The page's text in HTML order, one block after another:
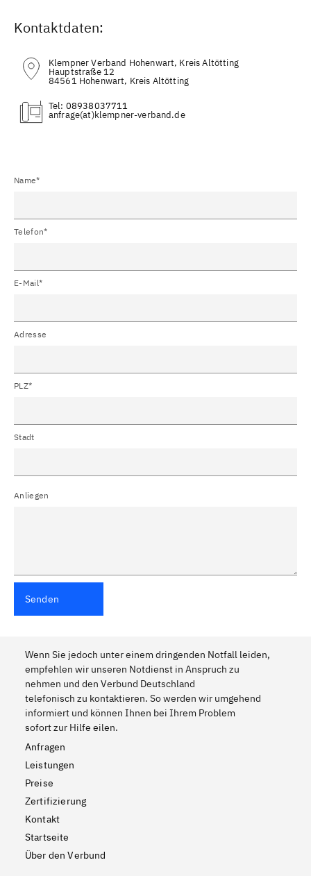
Kontaktdaten:
Klempner Verband Hohenwart, Kreis Altötting
Hauptstraße 12
84561 Hohenwart, Kreis Altötting
Tel: 08938037711
(at)
Name*
Telefon*
E-Mail*
Adresse
PLZ*
Stadt
Anliegen
Senden
Wenn Sie jedoch unter einem dringenden Notfall leiden,
empfehlen wir unseren Notdienst in Anspruch zu
nehmen und den Verbund Deutschland
telefonisch zu kontaktieren. So werden wir umgehend
informiert und können Ihnen bei Ihrem Problem
sofort zur Hilfe eilen.
Anfragen
Leistungen
Preise
Zertifizierung
Kontakt
Startseite
Über den Verbund